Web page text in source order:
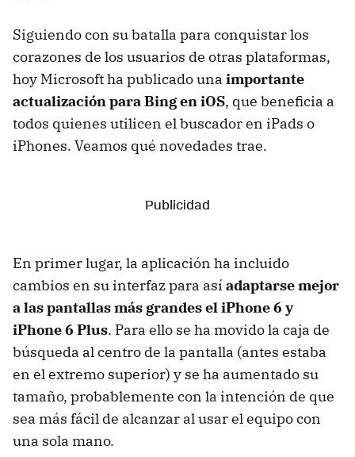
Siguiendo con su batalla para conquistar los
corazones de los usuarios de otras plataformas,
hoy Microsoft ha publicado una importante
actualización para Bing en iOS, que beneficia a
todos quienes utilicen el buscador en iPads o
iPhones. Veamos qué novedades trae.
En primer lugar, la aplicación ha incluido
cambios en su interfaz para así adaptarse mejor
a las pantallas más grandes el iPhone 6 y
iPhone 6 Plus. Para ello se ha movido la caja de
búsqueda al centro de la pantalla (antes estaba
en el extremo superior) y se ha aumentado su
tamaño, probablemente con la intención de que
sea más fácil de alcanzar al usar el equipo con
una sola mano.